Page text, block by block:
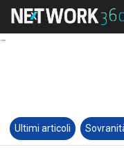
Ultimi articoli